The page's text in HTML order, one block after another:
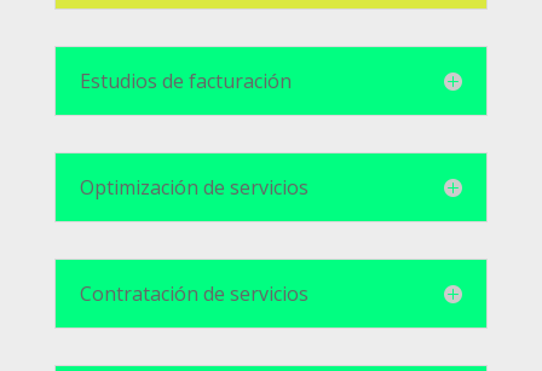
Estudios de facturación
Optimización de servicios
Contratación de servicios